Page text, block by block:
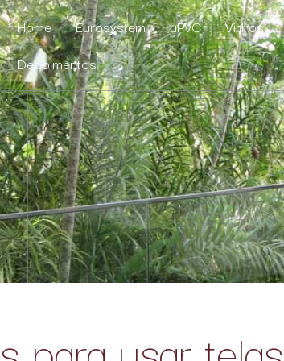
Home Eurosystem uPVC Vidros
Depoimentos